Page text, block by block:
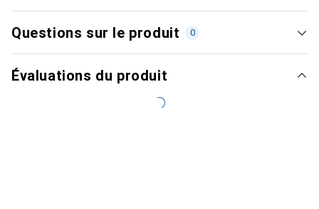
Questions sur le produit 0
Évaluations du produit